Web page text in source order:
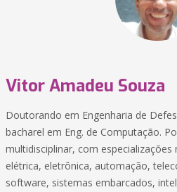
Vitor Amadeu Souza
Doutorando em Engenharia de
bacharel em Eng. de Computação.
multidisciplinar, com especializações
elétrica, eletrônica, automação,
software, sistemas embarcados,